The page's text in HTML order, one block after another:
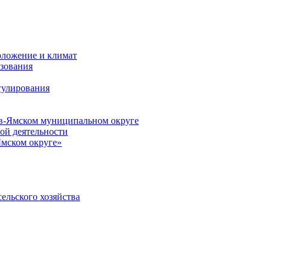
и климат
муниципальном округе
деятельности
округе»
хозяйства